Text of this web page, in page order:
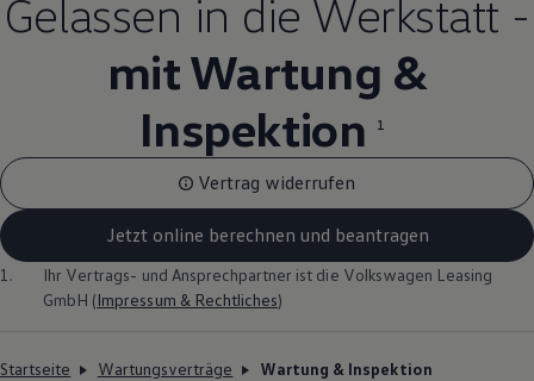
Gelassen in die Werkstatt -
mit Wartung &
Inspektion
1
Vertrag widerrufen
Jetzt online berechnen und beantragen
1. Ihr Vertrags- und Ansprechpartner ist die Volkswagen Leasing
GmbH (Impressum & Rechtliches)
Startseite Wartungsverträge Wartung & Inspektion